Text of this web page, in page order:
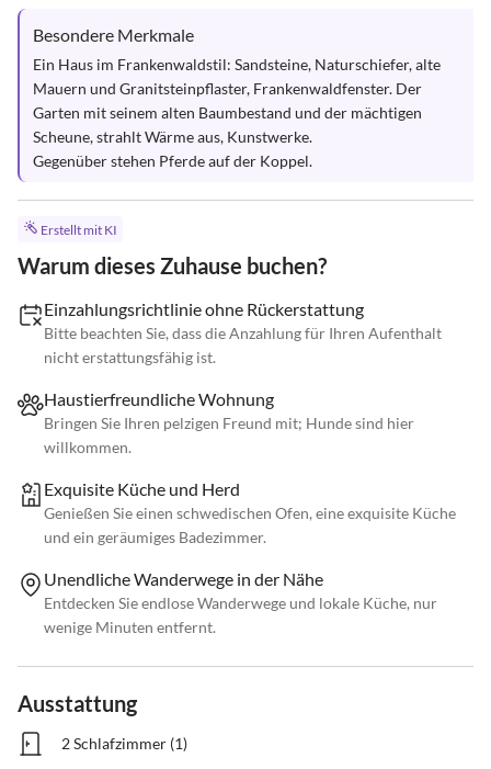
Besondere Merkmale
Ein Haus im Frankenwaldstil: Sandsteine, Naturschiefer, alte
Mauern und Granitsteinpflaster, Frankenwaldfenster. Der
Garten mit seinem alten Baumbestand und der mächtigen
Scheune, strahlt Wärme aus, Kunstwerke.
Gegenüber stehen Pferde auf der Koppel.
Erstellt mit KI
Warum dieses Zuhause buchen?
Einzahlungsrichtlinie ohne Rückerstattung
Bitte beachten Sie, dass die Anzahlung für Ihren Aufenthalt
nicht erstattungsfähig ist.
Haustierfreundliche Wohnung
Bringen Sie Ihren pelzigen Freund mit; Hunde sind hier
willkommen.
Exquisite Küche und Herd
Genießen Sie einen schwedischen Ofen, eine exquisite Küche
und ein geräumiges Badezimmer.
Unendliche Wanderwege in der Nähe
Entdecken Sie endlose Wanderwege und lokale Küche, nur
wenige Minuten entfernt.
Ausstattung
2 Schlafzimmer (1)